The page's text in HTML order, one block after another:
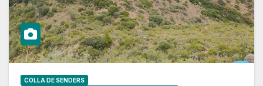
COLLA DE SENDERS